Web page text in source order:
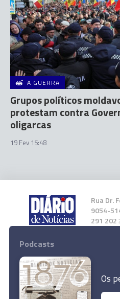
A GUERRA
Grupos políticos
protestam contra
oligarcas
19 Fev 15:48
Rua Dr.
9054-
291 202
Instale a
Podcasts
Os